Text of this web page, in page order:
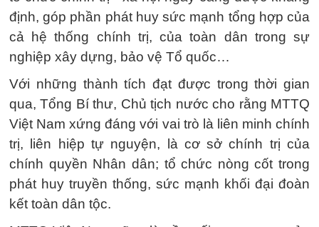
định, góp phần phát huy sức mạnh tổng hợp của
cả hệ thống chính trị, của toàn dân trong sự
nghiệp xây dựng, bảo vệ Tổ quốc…
Với những thành tích đạt được trong thời gian
qua, Tổng Bí thư, Chủ tịch nước cho rằng MTTQ
Việt Nam xứng đáng với vai trò là liên minh chính
trị, liên hiệp tự nguyện, là cơ sở chính trị của
chính quyền Nhân dân; tổ chức nòng cốt trong
phát huy truyền thống, sức mạnh khối đại đoàn
kết toàn dân tộc.